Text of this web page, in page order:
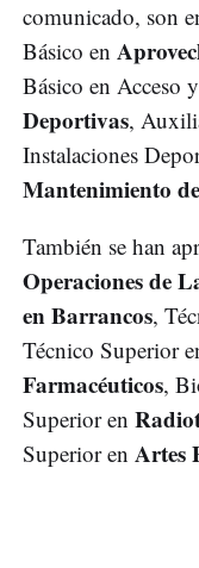
comunicado, son
Básico en
Básico en Acceso
Deportivas,
Instalaciones
Mantenimiento
También se han
Operaciones de
en Barrancos,
Técnico Superior
Farmacéuticos,
Superior en
Superior en Artes